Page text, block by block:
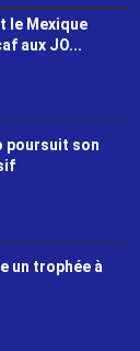
le Mexique
aux JO...
poursuit son
un trophée à